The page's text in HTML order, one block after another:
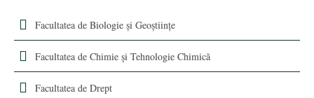
Facultatea de Biologie și Geoștiințe
Facultatea de Chimie şi Tehnologie Chimică
Facultatea de Drept